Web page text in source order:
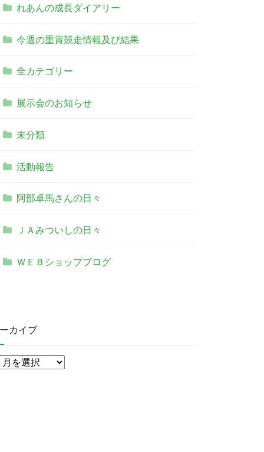
れあんの成長ダイアリー
今週の重賞競走情報及び結果
全カテゴリー
展示会のお知らせ
未分類
活動報告
阿部卓馬さんの日々
ＪＡみついしの日々
ＷＥＢショップブログ
カイブ